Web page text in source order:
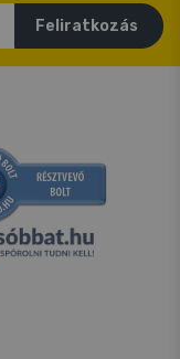
Feliratkozás